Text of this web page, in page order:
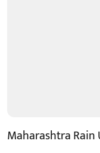
Maharashtra